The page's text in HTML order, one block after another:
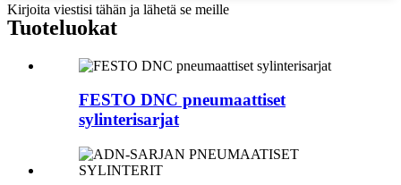
Kirjoita viestisi tähän ja lähetä se meille
Tuoteluokat
FESTO DNC pneumaattiset
sylinterisarjat